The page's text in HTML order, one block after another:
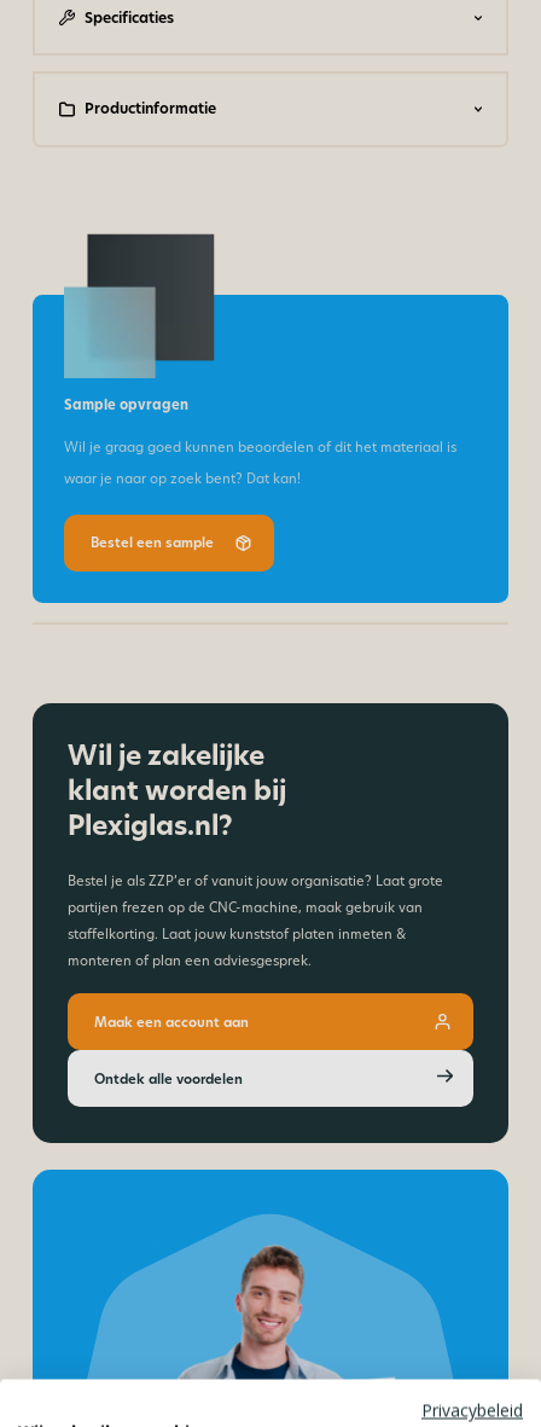
Specificaties
Productinformatie
Sample opvragen
Wil je graag goed kunnen beoordelen of dit het materiaal is
waar je naar op zoek bent? Dat kan!
Bestel een sample
Wil je zakelijke
klant worden bij
Plexiglas.nl?
Bestel je als ZZP’er of vanuit jouw organisatie? Laat grote
partijen frezen op de CNC-machine, maak gebruik van
staffelkorting. Laat jouw kunststof platen inmeten &
monteren of plan een adviesgesprek.
Maak een account aan
Ontdek alle voordelen
Privacybeleid